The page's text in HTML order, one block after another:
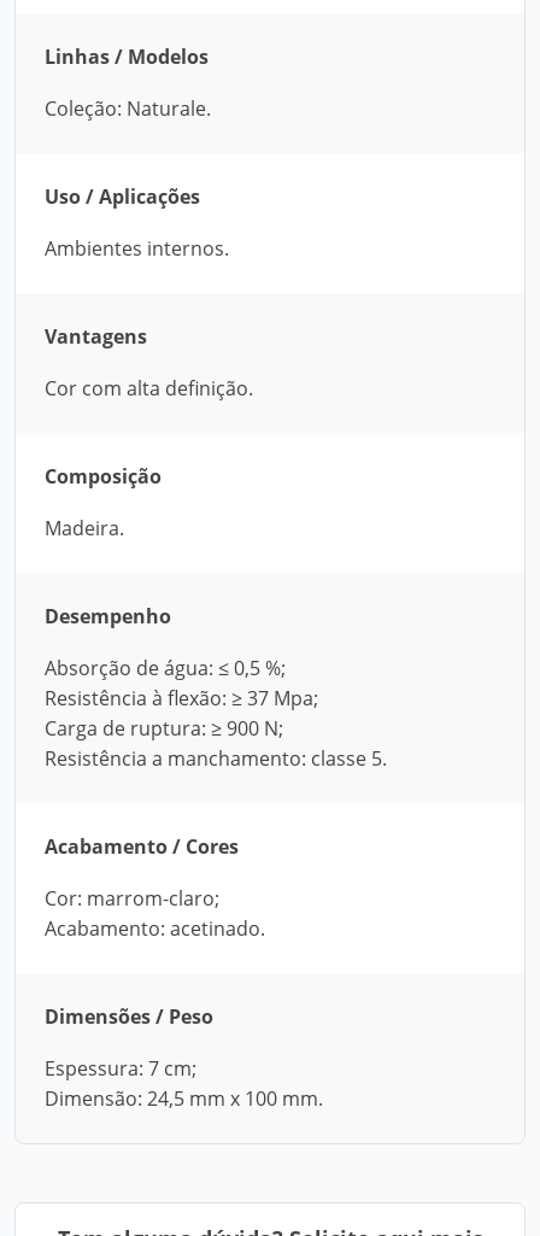
Linhas / Modelos
Coleção: Naturale.
Uso / Aplicações
Ambientes internos.
Vantagens
Cor com alta definição.
Composição
Madeira.
Desempenho
Absorção de água: ≤ 0,5 %;
Resistência à flexão: ≥ 37 Mpa;
Carga de ruptura: ≥ 900 N;
Resistência a manchamento: classe 5.
Acabamento / Cores
Cor: marrom-claro;
Acabamento: acetinado.
Dimensões / Peso
Espessura: 7 cm;
Dimensão: 24,5 mm x 100 mm.